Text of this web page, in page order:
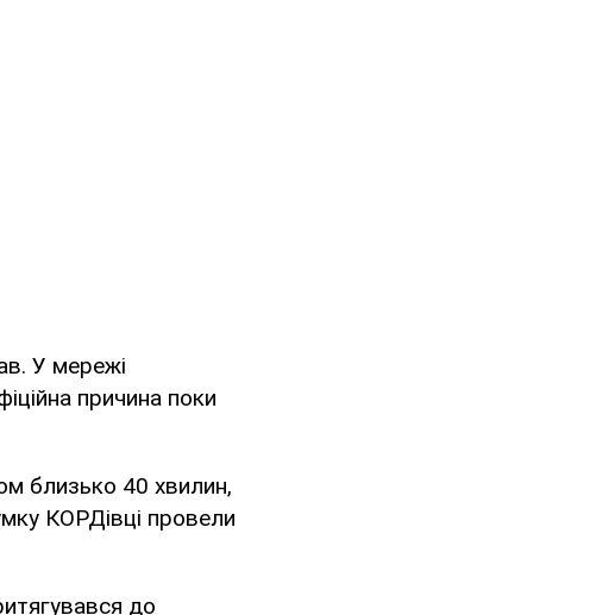
У мережі
причина поки
близько 40 хвилин,
КОРДівці провели
до